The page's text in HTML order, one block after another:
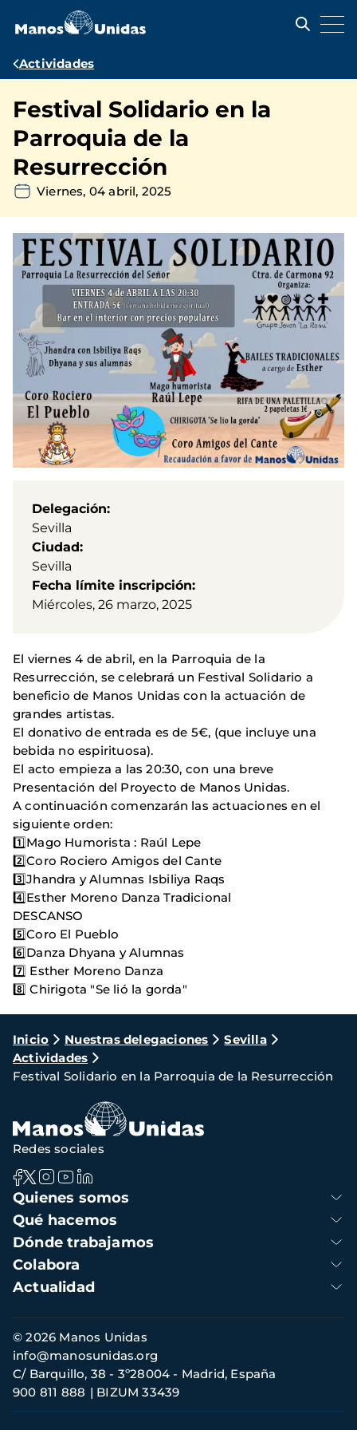
contenido
Ruta
navegación
Actividades
Festival Solidario en la
Parroquia de la
Resurrección
Viernes, 04 abril, 2025
Delegación
Sevilla
Ciudad
Sevilla
Fecha límite inscripción
Miércoles, 26 marzo, 2025
El viernes 4 de abril, en la Parroquia de la
Resurrección, se celebrará un Festival Solidario a
beneficio de Manos Unidas con la actuación de
grandes artistas.
El donativo de entrada es de 5€, (que incluye una
bebida no espirituosa).
El acto empieza a las 20:30, con una breve
Presentación del Proyecto de Manos Unidas.
A continuación comenzarán las actuaciones en el
siguiente orden:
1️⃣Mago Humorista : Raúl Lepe
2️⃣Coro Rociero Amigos del Cante
3️⃣Jhandra y Alumnas Isbiliya Raqs
4️⃣Esther Moreno Danza Tradicional
DESCANSO
5️⃣Coro El Pueblo
6️⃣Danza Dhyana y Alumnas
7️⃣ Esther Moreno Danza
8️⃣ Chirigota "Se lió la gorda"
Ruta
de
navegación
Inicio Nuestras delegaciones
Sevilla
Actividades
Festival Solidario en la Parroquia de la Resurrección
Navegación
principal
Quienes somos
Qué hacemos
Dónde trabajamos
Colabora
Actualidad
Redes sociales
Información
de
contacto
© 2026 Manos Unidas
C/ Barquillo, 38 - 3º28004 - Madrid, España
900 811 888
BIZUM 33439
info@manosunidas.org